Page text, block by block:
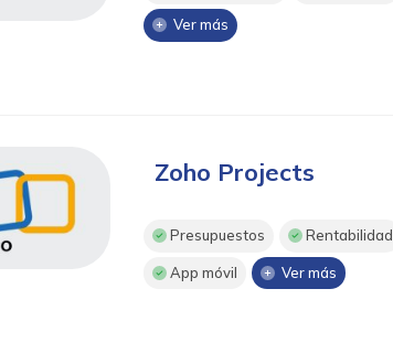
Ver más
Zoho Projects
Presupuestos Rentabilidad
App móvil Ver más